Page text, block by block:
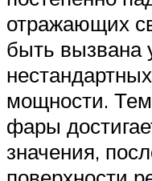
отражающих
быть вызвана
мощности.
фары
значения,